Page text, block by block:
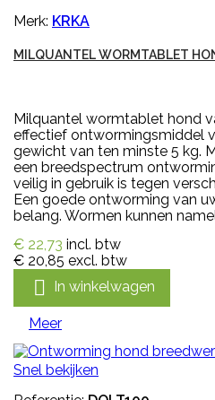
Merk: KRKA
MILQUANTEL WORMTABLET
Milquantel wormtablet hond
effectief ontwormingsmiddel
gewicht van ten minste 5 kg.
een breedspectrum
veilig in gebruik is tegen
Een goede ontworming van
belang. Wormen kunnen
€ 22,73 incl. btw
€ 20,85 excl. btw
 In winkelwagen
Meer
Snel bekijken